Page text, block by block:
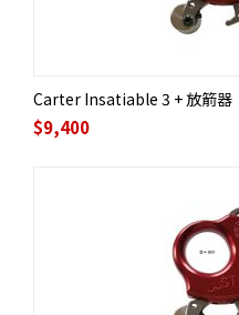
Carter Insatiable 3 + 放箭器
$9,400